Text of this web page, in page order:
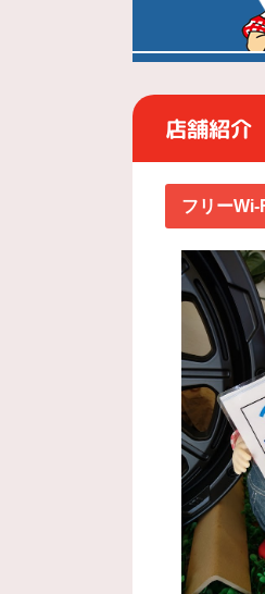
店舗紹介
フリーWi-